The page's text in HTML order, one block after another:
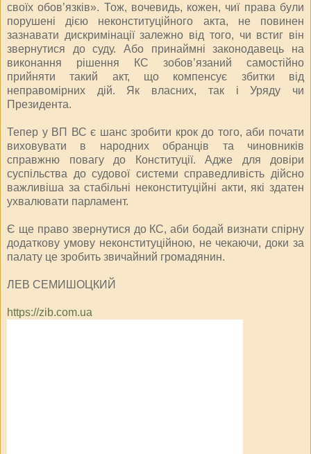
своїх обов’язків». Тож, вочевидь, кожен, чиї права були
порушені дією неконституційного акта, не повинен
зазнавати дискримінації залежно від того, чи встиг він
звернутися до суду. Або принаймні законодавець на
виконання рішення КС зобов’язаний самостійно
прийняти такий акт, що компенсує збитки від
неправомірних дій. Як власних, так і Уряду чи
Президента.
Тепер у ВП ВС є шанс зробити крок до того, аби почати
виховувати в народних обранців та чиновників
справжню повагу до Конституції. Адже для довіри
суспільства до судової системи справедливість дійсно
важливіша за стабільні неконституційні акти, які здатен
ухвалювати парламент.
Є ще право звернутися до КС, аби бодай визнати спірну
додаткову умову неконституційною, не чекаючи, доки за
палату це зробить звичайний громадянин.
ЛЕВ СЕМИШОЦКИЙ
https://zib.com.ua